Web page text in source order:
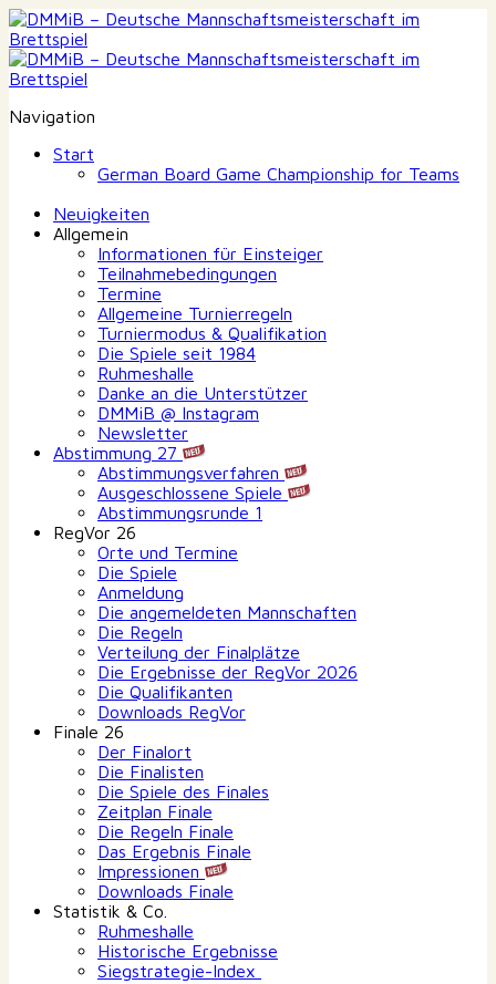
Navigation
Start
German Board Game Championship for Teams
Neuigkeiten
Allgemein
Informationen für Einsteiger
Teilnahmebedingungen
Termine
Allgemeine Turnierregeln
Turniermodus & Qualifikation
Die Spiele seit 1984
Ruhmeshalle
Danke an die Unterstützer
DMMiB @ Instagram
Newsletter
Abstimmung 27
Abstimmungsverfahren
Ausgeschlossene Spiele
Abstimmungsrunde 1
RegVor 26
Orte und Termine
Die Spiele
Anmeldung
Die angemeldeten Mannschaften
Die Regeln
Verteilung der Finalplätze
Die Ergebnisse der RegVor 2026
Die Qualifikanten
Downloads RegVor
Finale 26
Der Finalort
Die Finalisten
Die Spiele des Finales
Zeitplan Finale
Die Regeln Finale
Das Ergebnis Finale
Impressionen
Downloads Finale
Statistik & Co.
Ruhmeshalle
Historische Ergebnisse
Siegstrategie-Index